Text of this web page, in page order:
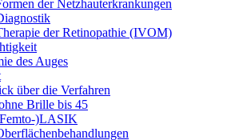
der Netzhauterkrankungen
der Retinopathie (IVOM)
des Auges
über die Verfahren
Brille bis 45
)LASIK